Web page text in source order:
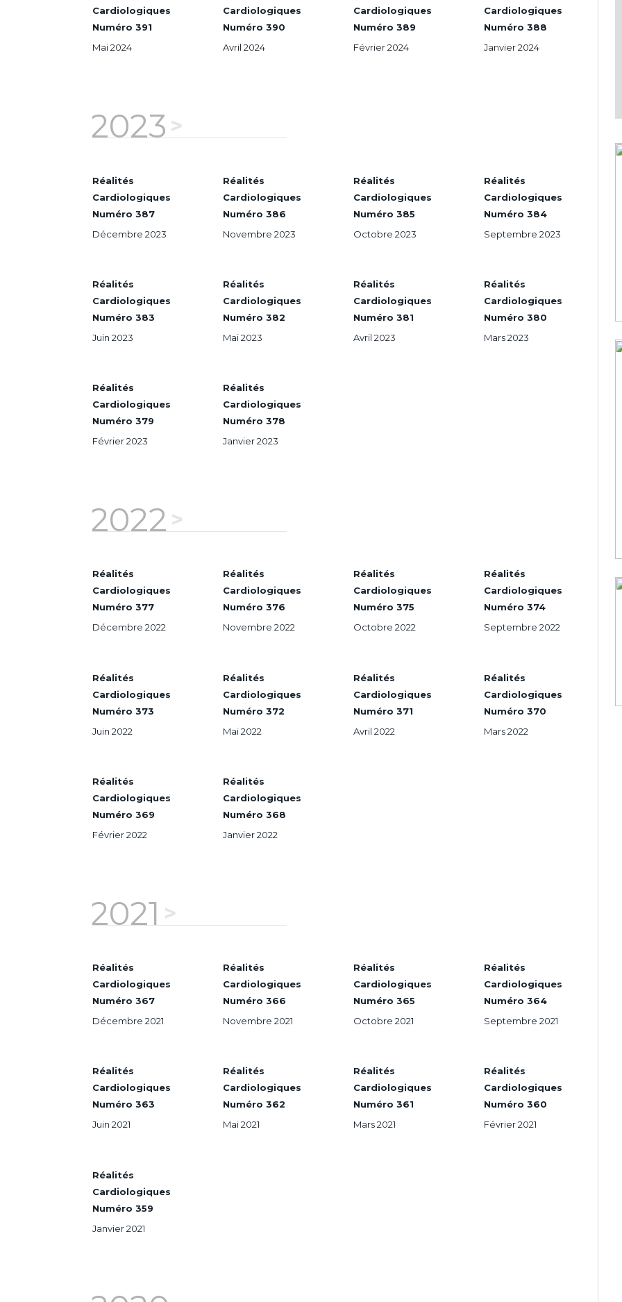
Cardiologiques
Numéro 391
Mai 2024
Cardiologiques
Numéro 390
Avril 2024
Cardiologiques
Numéro 389
Février 2024
Cardiologiques
Numéro 388
Janvier 2024
2023
Réalités
Cardiologiques
Numéro 387
Décembre 2023
Réalités
Cardiologiques
Numéro 386
Novembre 2023
Réalités
Cardiologiques
Numéro 385
Octobre 2023
Réalités
Cardiologiques
Numéro 384
Septembre 2023
Réalités
Cardiologiques
Numéro 383
Juin 2023
Réalités
Cardiologiques
Numéro 382
Mai 2023
Réalités
Cardiologiques
Numéro 381
Avril 2023
Réalités
Cardiologiques
Numéro 380
Mars 2023
Réalités
Cardiologiques
Numéro 379
Février 2023
Réalités
Cardiologiques
Numéro 378
Janvier 2023
2022
Réalités
Cardiologiques
Numéro 377
Décembre 2022
Réalités
Cardiologiques
Numéro 376
Novembre 2022
Réalités
Cardiologiques
Numéro 375
Octobre 2022
Réalités
Cardiologiques
Numéro 374
Septembre 2022
Réalités
Cardiologiques
Numéro 373
Juin 2022
Réalités
Cardiologiques
Numéro 372
Mai 2022
Réalités
Cardiologiques
Numéro 371
Avril 2022
Réalités
Cardiologiques
Numéro 370
Mars 2022
Réalités
Cardiologiques
Numéro 369
Février 2022
Réalités
Cardiologiques
Numéro 368
Janvier 2022
2021
Réalités
Cardiologiques
Numéro 367
Décembre 2021
Réalités
Cardiologiques
Numéro 366
Novembre 2021
Réalités
Cardiologiques
Numéro 365
Octobre 2021
Réalités
Cardiologiques
Numéro 364
Septembre 2021
Réalités
Cardiologiques
Numéro 363
Juin 2021
Réalités
Cardiologiques
Numéro 362
Mai 2021
Réalités
Cardiologiques
Numéro 361
Mars 2021
Réalités
Cardiologiques
Numéro 360
Février 2021
Réalités
Cardiologiques
Numéro 359
Janvier 2021